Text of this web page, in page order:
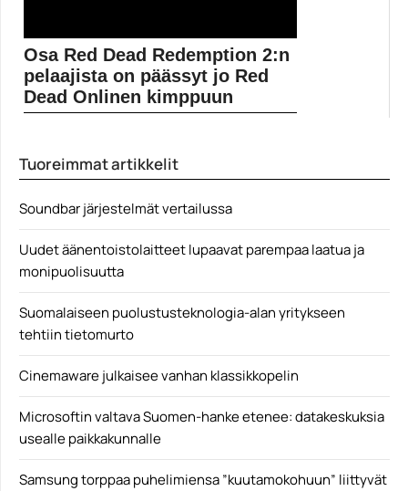
Osa Red Dead Redemption 2:n
pelaajista on päässyt jo Red
Dead Onlinen kimppuun
Pelit
Tuoreimmat artikkelit
Soundbar järjestelmät vertailussa
Uudet äänentoistolaitteet lupaavat parempaa laatua ja
monipuolisuutta
Suomalaiseen puolustusteknologia-alan yritykseen
tehtiin tietomurto
Cinemaware julkaisee vanhan klassikkopelin
Microsoftin valtava Suomen-hanke etenee: datakeskuksia
usealle paikkakunnalle
Samsung torppaa puhelimiensa ”kuutamokohuun” liittyvät